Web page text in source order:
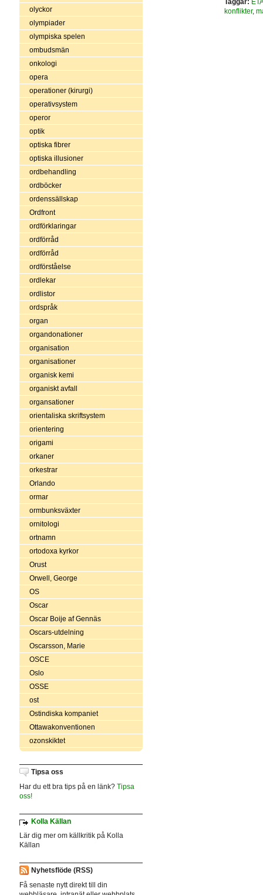
olyckor
olympiader
olympiska spelen
ombudsmän
onkologi
opera
operationer (kirurgi)
operativsystem
operor
optik
optiska fibrer
optiska illusioner
ordbehandling
ordböcker
ordenssällskap
Ordfront
ordförklaringar
ordförråd
ordförråd
ordförståelse
ordlekar
ordlistor
ordspråk
organ
organdonationer
organisation
organisationer
organisk kemi
organiskt avfall
organsationer
orientaliska skriftsystem
orientering
origami
orkaner
orkestrar
Orlando
ormar
ormbunksväxter
ornitologi
ortnamn
ortodoxa kyrkor
Orust
Orwell, George
OS
Oscar
Oscar Boije af Gennäs
Oscars-utdelning
Oscarsson, Marie
OSCE
Oslo
OSSE
ost
Ostindiska kompaniet
Ottawakonventionen
ozonskiktet
Tipsa oss
Har du ett bra tips på en länk? Tipsa
oss!
Kolla Källan
Lär dig mer om källkritik på Kolla
Källan
Nyhetsflöde (RSS)
Få senaste nytt direkt till din
Taggar:
konflikter,